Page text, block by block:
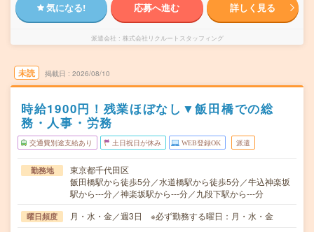
気になる! 応募へ進む 詳しく見る
派遣会社 株式会社リクルートスタッフィング
未読 掲載日 2026/08/10
時給1900円！残業ほぼなし▼飯田橋での総
務・人事・労務
交通費別途支給あり 土日祝日が休み WEB登録OK 派遣
勤務地
東京都千代田区
飯田橋駅から徒歩5分／水道橋駅から徒歩5分／牛込神楽坂
駅から---分／神楽坂駅から---分／九段下駅から---分
曜日頻度 月・水・金／週3日 ※必ず勤務する曜日：月・水・金